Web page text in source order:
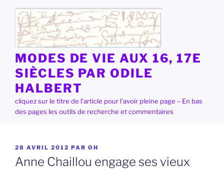
contenu
principal
MODES DE VIE AUX 16, 17E
SIÈCLES PAR ODILE
HALBERT
cliquez sur le titre de l'article pour l'avoir pleine page – En bas
des pages les outils de recherche et commentaires
PUBLIÉ
LE
28 AVRIL 2012 PAR OH
Anne Chaillou engage ses vieux